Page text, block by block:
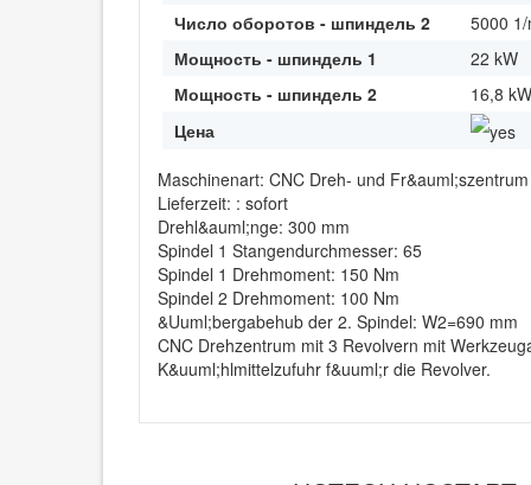
Число оборотов - шпиндель 2
5000
Мощность - шпиндель 1
22 kW
Мощность - шпиндель 2
16,8 kW
Цена
Maschinenart: CNC Dreh- und Fr&auml;szentrum
Lieferzeit: : sofort
Drehl&auml;nge: 300 mm
Spindel 1 Stangendurchmesser: 65
Spindel 1 Drehmoment: 150 Nm
Spindel 2 Drehmoment: 100 Nm
&Uuml;bergabehub der 2. Spindel: W2=690 mm
CNC Drehzentrum mit 3 Revolvern mit
K&uuml;hlmittelzufuhr f&uuml;r die Revolver.